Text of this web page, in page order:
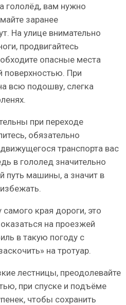
гололёд, вам нужно
заранее
На улице внимательно
продвигайтесь
опасные места
поверхностью. При
всю подошву, слегка
при переходе
обязательно
транспорта вас
в гололед значительно
путь машины, а значит в
самого края дороги, это
на проезжей
в такую погоду с
на тротуар.
лестницы, преодолевайте
при спуске и подъёме
чтобы сохранить